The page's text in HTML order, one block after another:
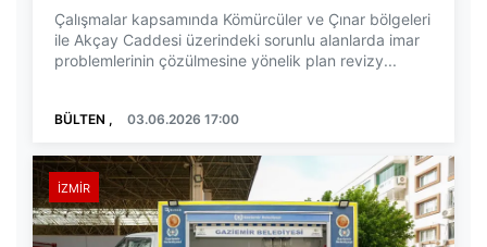
Çalışmalar kapsamında Kömürcüler ve Çınar bölgeleri
ile Akçay Caddesi üzerindeki sorunlu alanlarda imar
problemlerinin çözülmesine yönelik plan revizy...
BÜLTEN , 03.06.2026 17:00
İZMIR